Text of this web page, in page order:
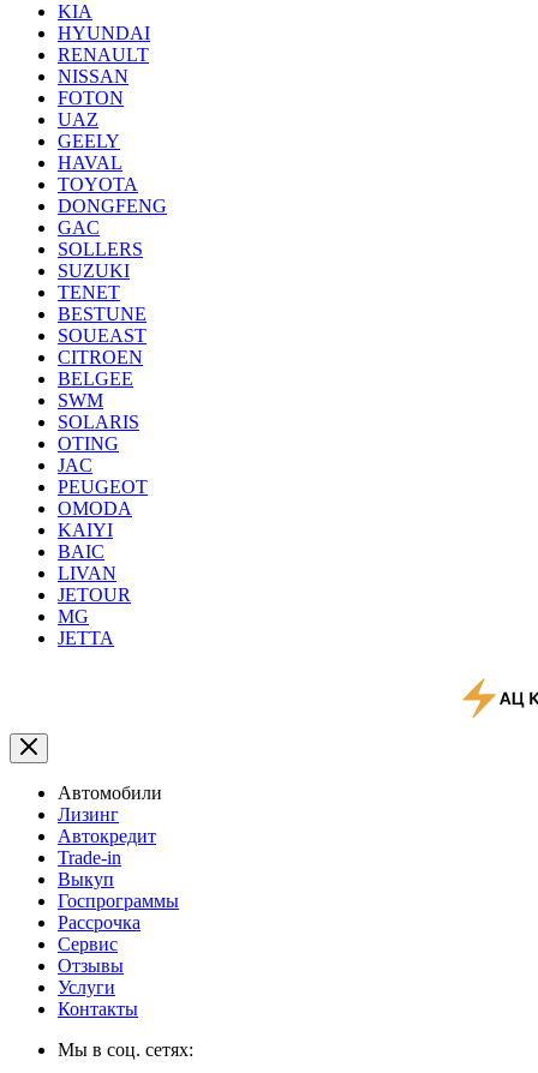
KIA
HYUNDAI
RENAULT
NISSAN
FOTON
UAZ
GEELY
HAVAL
TOYOTA
DONGFENG
GAC
SOLLERS
SUZUKI
TENET
BESTUNE
SOUEAST
CITROEN
BELGEE
SWM
SOLARIS
OTING
JAC
PEUGEOT
OMODA
KAIYI
BAIC
LIVAN
JETOUR
MG
JETTA
Автомобили
Лизинг
Автокредит
Trade-in
Выкуп
Госпрограммы
Рассрочка
Сервис
Отзывы
Услуги
Контакты
Мы в соц. сетях: